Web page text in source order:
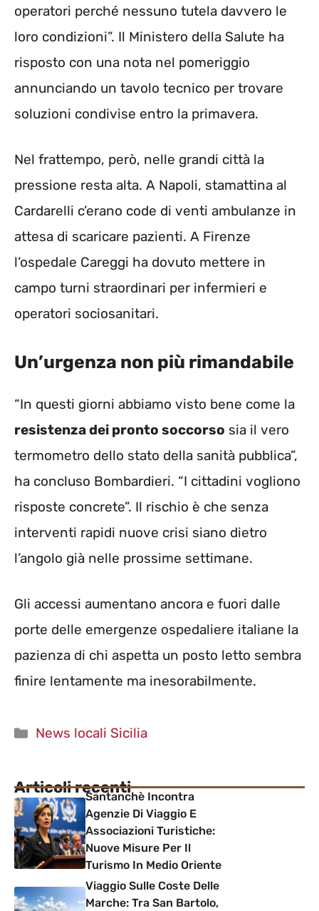
operatori perché nessuno tutela davvero le
loro condizioni”. Il Ministero della Salute ha
risposto con una nota nel pomeriggio
annunciando un tavolo tecnico per trovare
soluzioni condivise entro la primavera.
Nel frattempo, però, nelle grandi città la
pressione resta alta. A Napoli, stamattina al
Cardarelli c’erano code di venti ambulanze in
attesa di scaricare pazienti. A Firenze
l’ospedale Careggi ha dovuto mettere in
campo turni straordinari per infermieri e
operatori sociosanitari.
Un’urgenza non più rimandabile
“In questi giorni abbiamo visto bene come la
resistenza dei pronto soccorso sia il vero
termometro dello stato della sanità pubblica”,
ha concluso Bombardieri. “I cittadini vogliono
risposte concrete”. Il rischio è che senza
interventi rapidi nuove crisi siano dietro
l’angolo già nelle prossime settimane.
Gli accessi aumentano ancora e fuori dalle
porte delle emergenze ospedaliere italiane la
pazienza di chi aspetta un posto letto sembra
finire lentamente ma inesorabilmente.
Categorie
News locali Sicilia
Articoli recentiSantanchè Incontra
Agenzie Di Viaggio E
Associazioni Turistiche:
Nuove Misure Per Il
Turismo In Medio Oriente
Viaggio Sulle Coste Delle
Marche: Tra San Bartolo,